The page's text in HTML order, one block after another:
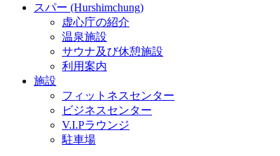
スパー (Hurshimchung)
虚心庁の紹介
温泉施設
サウナ及び休憩施設
利用案内
施設
フィットネスセンター
ビジネスセンター
V.I.Pラウンジ
駐車場